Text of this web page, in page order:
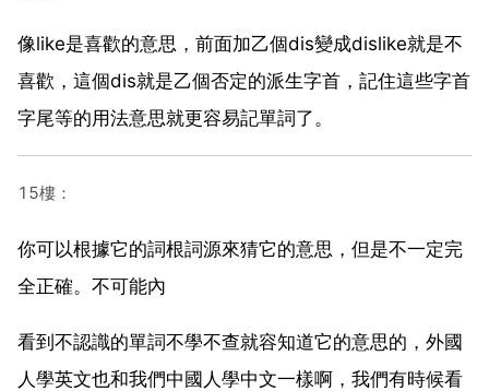
像like是喜歡的意思，前面加乙個dis變成dislike就是不
喜歡，這個dis就是乙個否定的派生字首，記住這些字首
字尾等的用法意思就更容易記單詞了。
15樓：
你可以根據它的詞根詞源來猜它的意思，但是不一定完
全正確。不可能內
看到不認識的單詞不學不查就容知道它的意思的，外國
人學英文也和我們中國人學中文一樣啊，我們有時候看